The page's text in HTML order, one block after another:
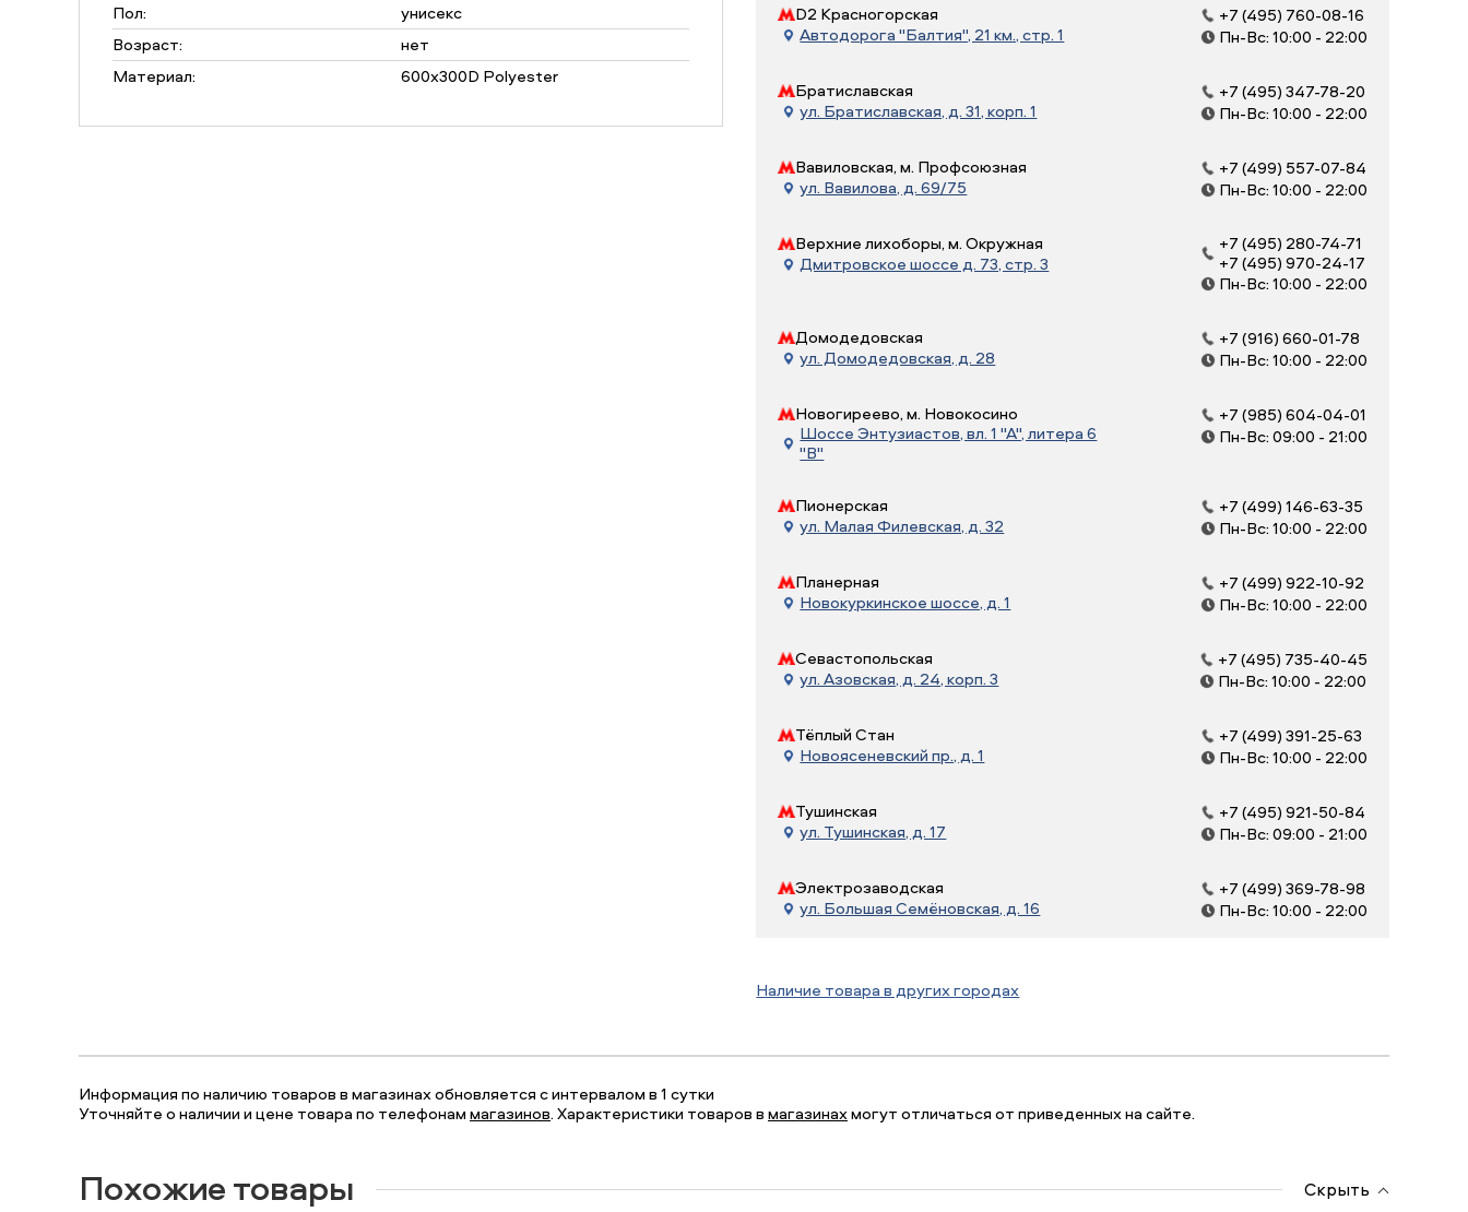
Пол:
унисекс
Возраст:
нет
Материал:
600x300D Polyester
D2 Красногорская
Автодорога "Балтия", 21 км., стр. 1
+7 (495) 760-08-16
Пн-Вс: 10:00 - 22:00
Братиславская
ул. Братиславская, д. 31, корп. 1
+7 (495) 347-78-20
Пн-Вс: 10:00 - 22:00
Вавиловская, м. Профсоюзная
ул. Вавилова, д. 69/75
+7 (499) 557-07-84
Пн-Вс: 10:00 - 22:00
Верхние лихоборы, м. Окружная
Дмитровское шоссе д. 73, стр. 3
+7 (495) 280-74-71
+7 (495) 970-24-17
Пн-Вс: 10:00 - 22:00
Домодедовская
ул. Домодедовская, д. 28
+7 (916) 660-01-78
Пн-Вс: 10:00 - 22:00
Новогиреево, м. Новокосино
Шоссе Энтузиастов, вл. 1 "А", литера 6
"В"
+7 (985) 604-04-01
Пн-Вс: 09:00 - 21:00
Пионерская
ул. Малая Филевская, д. 32
+7 (499) 146-63-35
Пн-Вс: 10:00 - 22:00
Планерная
Новокуркинское шоссе, д. 1
+7 (499) 922-10-92
Пн-Вс: 10:00 - 22:00
Севастопольская
ул. Азовская, д. 24, корп. 3
+7 (495) 735-40-45
Пн-Вс: 10:00 - 22:00
Тёплый Стан
Новоясеневский пр., д. 1
+7 (499) 391-25-63
Пн-Вс: 10:00 - 22:00
Тушинская
ул. Тушинская, д. 17
+7 (495) 921-50-84
Пн-Вс: 09:00 - 21:00
Электрозаводская
ул. Большая Семёновская, д. 16
+7 (499) 369-78-98
Пн-Вс: 10:00 - 22:00
Наличие товара в других городах
Информация по наличию товаров в магазинах обновляется с интервалом в 1 сутки
Уточняйте о наличии и цене товара по телефонаммагазинов. Характеристики товаров вмагазинахмогут отличаться от приведенных на сайте.
Похожие товары Скрыть